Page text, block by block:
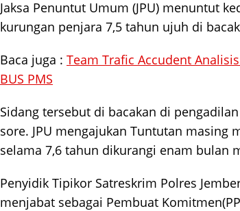
Jaksa Penuntut Umum (JPU) menuntut
kurungan penjara 7,5 tahun ujuh di
Baca juga : Team Trafic Accudent
BUS PMS
Sidang tersebut di bacakan di
sore. JPU mengajukan Tuntutan masing
selama 7,6 tahun dikurangi enam bulan
Penyidik Tipikor Satreskrim Polres
menjabat sebagai Pembuat